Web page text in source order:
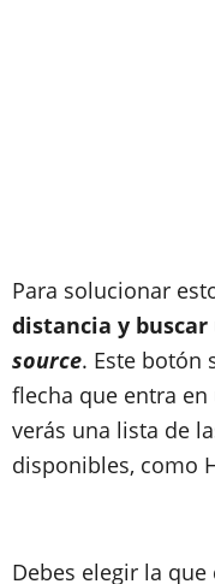
Para solucionar
distancia y
source. Este botón
flecha que entra
verás una lista de
disponibles, como
Debes elegir la